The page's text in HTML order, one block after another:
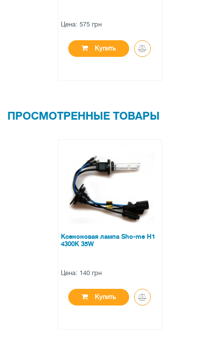
Цена: 575 грн
Купить
ПРОСМОТРЕННЫЕ ТОВАРЫ
Ксеноновая лампа Sho-me H1
4300K 35W
Цена: 140 грн
Купить